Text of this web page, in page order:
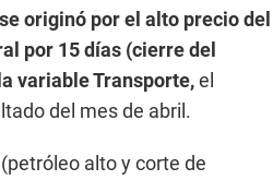
originó por el alto precio del
por 15 días (cierre del
variable Transporte,el
del mes de abril.
alto y corte de